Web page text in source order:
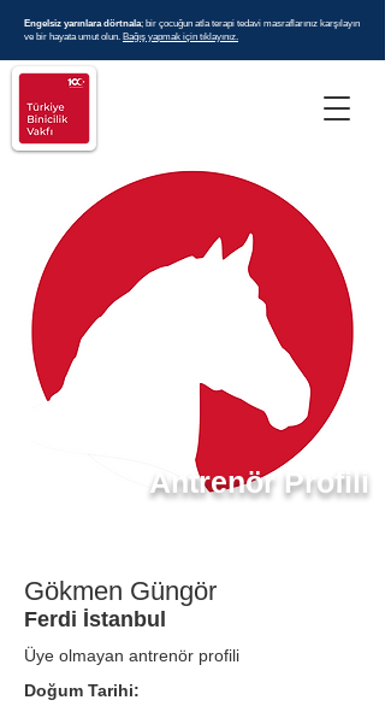
Engelsiz yarınlara dörtnala; bir çocuğun atla terapi tedavi masraflarınız karşılayın
ve bir hayata umut olun. Bağış yapmak için tıklayınız.
Antrenör Profili
Gökmen Güngör
Ferdi İstanbul
Üye olmayan antrenör profili
Doğum Tarihi: